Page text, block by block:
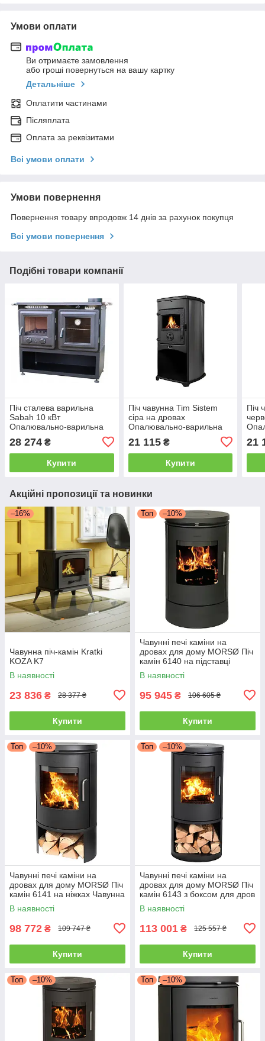
Умови оплати
Ви отримаєте замовлення
або гроші повернуться на вашу картку
Детальніше
Оплатити частинами
Післяплата
Оплата за реквізитами
Всі умови оплати
Умови повернення
Повернення товару впродовж 14 днів за рахунок покупця
Всі умови повернення
Подібні товари компанії
Піч сталева варильна
Sabah 10 кВт
Опалювально-варильна
піч на дровах S108 сталеві
печі для опалення
28 274 ₴
Купити
Піч чавунна Tim Sistem
сіра на дровах
Опалювально-варильна
піч NORA для дому та дачі
21 115₴
Купити
Піч
21
Акційні пропозиції та новинки
–16%
Чавунна піч-камін Kratki
KOZA K7
В наявності
23 836 ₴ 28 377 ₴
Купити
Топ –10%
Чавунні печі каміни на
дровах для дому MORSØ Піч
камін 6140 на підставці
Чавунна піч тривалого
горіння 5.8кВт
В наявності
95 945 ₴ 106 605 ₴
Купити
Топ –10%
Чавунні печі каміни на
дровах для дому MORSØ Піч
камін 6141 на ніжках Чавунна
піч тривалого горіння 5.8кВт
В наявності
98 772 ₴ 109 747 ₴
Купити
Топ –10%
Чавунні печі каміни на
дровах для дому MORSØ Піч
камін 6143 з боксом для дров
Чавунна піч тривалого
горіння 5.8кВт
В наявності
113 001 ₴ 125 557 ₴
Купити
Топ –10% Топ –10%